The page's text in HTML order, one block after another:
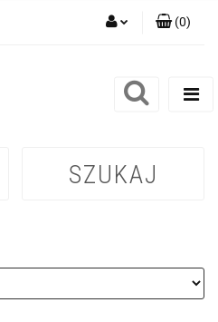
Zarejestruj się
(0)
SZUKAJ